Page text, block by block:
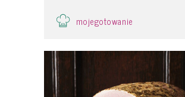
mojegotowanie